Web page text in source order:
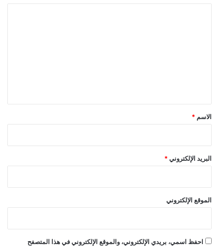
*
الاسم *
البريد الإلكتروني *
الموقع الإلكتروني
احفظ اسمي، بريدي الإلكتروني، والموقع الإلكتروني في هذا المتصفح